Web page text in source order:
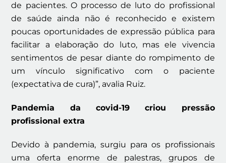
de pacientes. O processo de luto do profissional
de saúde ainda não é reconhecido e existem
poucas oportunidades de expressão pública para
facilitar a elaboração do luto, mas ele vivencia
sentimentos de pesar diante do rompimento de
um vínculo significativo com o paciente
(expectativa de cura)”, avalia Ruiz.
Pandemia da covid-19 criou pressão
profissional extra
Devido à pandemia, surgiu para os profissionais
uma oferta enorme de palestras, grupos de